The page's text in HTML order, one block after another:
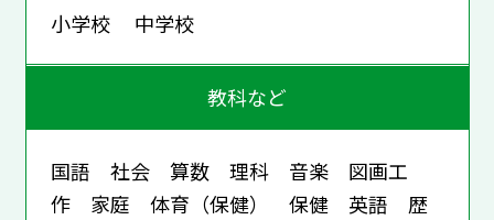
小学校 中学校
教科など
国語 社会 算数 理科 音楽 図画工
作 家庭 体育（保健） 保健 英語 歴